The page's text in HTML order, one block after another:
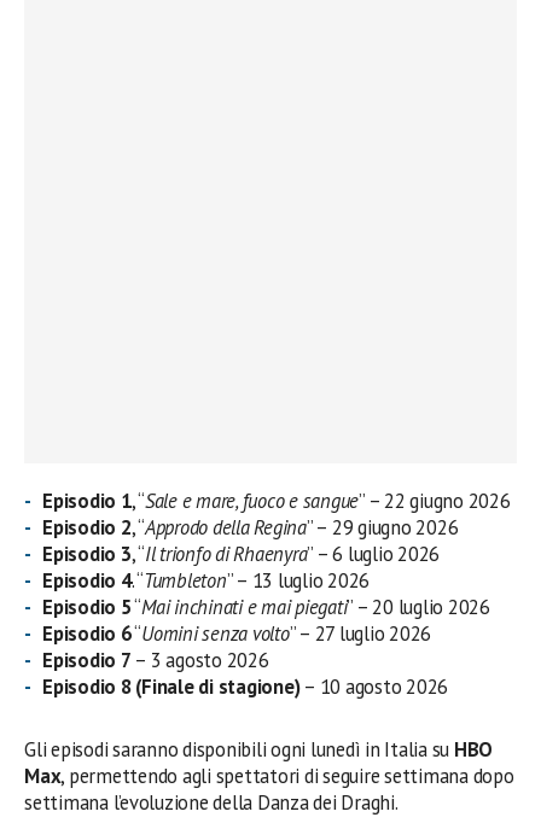
Episodio 1, “Sale e mare, fuoco e sangue” – 22 giugno 2026
Episodio 2, “Approdo della Regina” – 29 giugno 2026
Episodio 3, “Il trionfo di Rhaenyra” – 6 luglio 2026
Episodio 4. “Tumbleton” – 13 luglio 2026
Episodio 5“Mai inchinati e mai piegati” – 20 luglio 2026
Episodio 6“Uomini senza volto” – 27 luglio 2026
Episodio 7 – 3 agosto 2026
Episodio 8 (Finale di stagione)– 10 agosto 2026
Gli episodi saranno disponibili ogni lunedì in Italia su HBO
Max, permettendo agli spettatori di seguire settimana dopo
settimana l’evoluzione della Danza dei Draghi.